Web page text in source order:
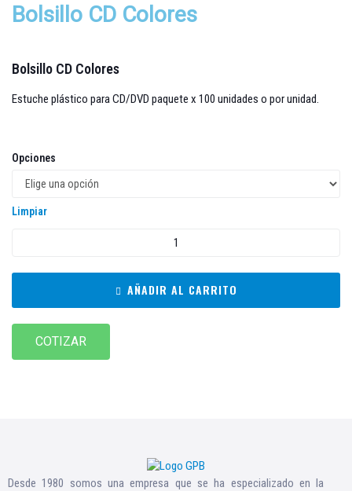
Bolsillo CD Colores
Bolsillo CD Colores
Estuche plástico para CD/DVD paquete x 100 unidades o por unidad.
Opciones
Limpiar
AÑADIR AL CARRITO
COTIZAR
Desde 1980 somos una empresa que se ha especializado en la